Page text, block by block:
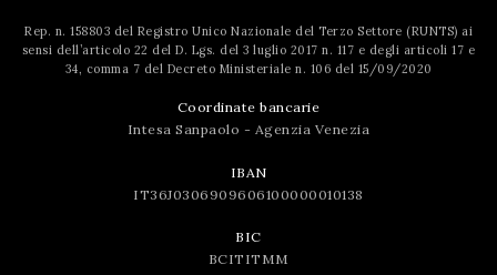
Rep. n. 158803 del Registro Unico Nazionale del Terzo Settore (RUNTS) ai
sensi dell’articolo 22 del D. Lgs. del 3 luglio 2017 n. 117 e degli articoli 17 e
34, comma 7 del Decreto Ministeriale n. 106 del 15/09/2020
Coordinate bancarie
Intesa Sanpaolo - Agenzia Venezia
IBAN
IT36J0306909606100000010138
BIC
BCITITMM